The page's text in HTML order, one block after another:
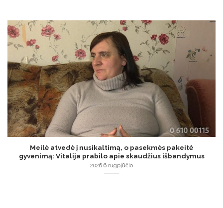
Meilė atvedė į nusikaltimą, o pasekmės pakeitė
gyvenimą: Vitalija prabilo apie skaudžius išbandymus
2026 6 rugpjūčio